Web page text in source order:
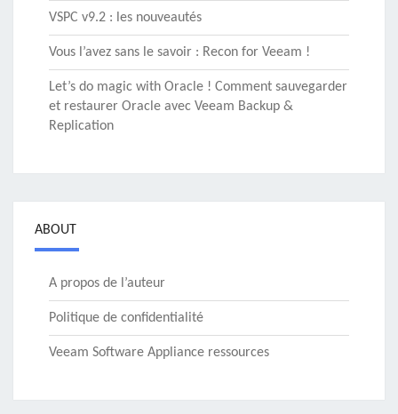
VSPC v9.2 : les nouveautés
Vous l’avez sans le savoir : Recon for Veeam !
Let’s do magic with Oracle ! Comment sauvegarder
et restaurer Oracle avec Veeam Backup &
Replication
ABOUT
A propos de l’auteur
Politique de confidentialité
Veeam Software Appliance ressources